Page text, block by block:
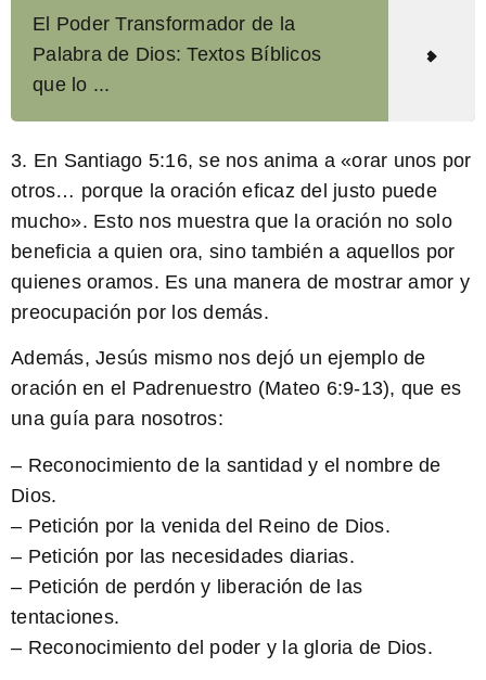
El Poder Transformador de la
Palabra de Dios: Textos Bíblicos
que lo ...
3. En Santiago 5:16, se nos anima a «orar unos por
otros… porque la oración eficaz del justo puede
mucho». Esto nos muestra que la oración no solo
beneficia a quien ora, sino también a aquellos por
quienes oramos. Es una manera de mostrar amor y
preocupación por los demás.
Además, Jesús mismo nos dejó un ejemplo de
oración en el Padrenuestro (Mateo 6:9-13), que es
una guía para nosotros:
– Reconocimiento de la santidad y el nombre de
Dios.
– Petición por la venida del Reino de Dios.
– Petición por las necesidades diarias.
– Petición de perdón y liberación de las
tentaciones.
– Reconocimiento del poder y la gloria de Dios.